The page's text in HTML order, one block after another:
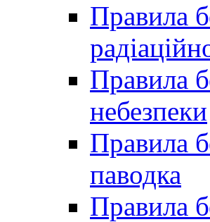
Правила
Правила
небезпеки
Правила
паводка
Правила